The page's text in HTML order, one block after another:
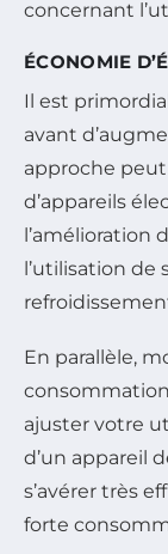
concernant
ÉCONOMIE
Il est
avant
approche peut
d’appareils
l’amélioration
l’utilisation de
En parallèle,
ajuster votre
d’un appareil
s’avérer très
forte